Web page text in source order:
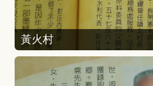
黃火村